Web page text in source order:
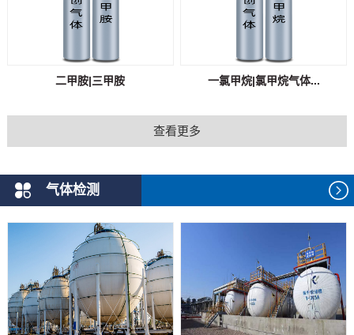
二甲胺|三甲胺 一氯甲烷|氯甲烷气体...
查看更多
气体检测